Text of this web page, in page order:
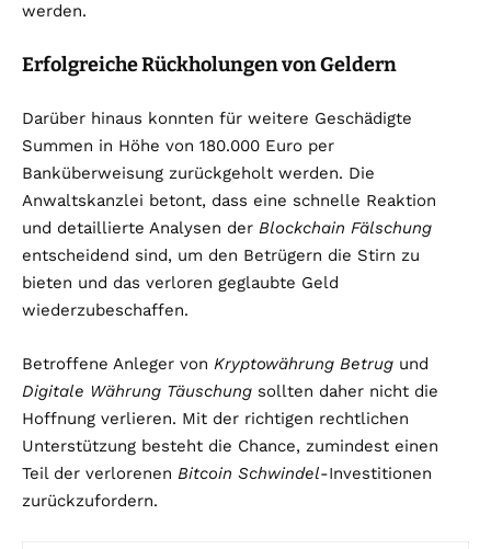
werden.
Erfolgreiche Rückholungen von Geldern
Darüber hinaus konnten für weitere Geschädigte
Summen in Höhe von 180.000 Euro per
Banküberweisung zurückgeholt werden. Die
Anwaltskanzlei betont, dass eine schnelle Reaktion
und detaillierte Analysen der Blockchain Fälschung
entscheidend sind, um den Betrügern die Stirn zu
bieten und das verloren geglaubte Geld
wiederzubeschaffen.
Betroffene Anleger von Kryptowährung Betrug und
Digitale Währung Täuschung sollten daher nicht die
Hoffnung verlieren. Mit der richtigen rechtlichen
Unterstützung besteht die Chance, zumindest einen
Teil der verlorenen Bitcoin Schwindel-Investitionen
zurückzufordern.